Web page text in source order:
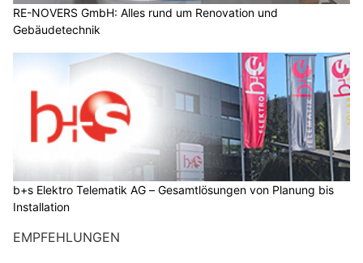
RE-NOVERS GmbH: Alles rund um Renovation und
Gebäudetechnik
b+s Elektro Telematik AG – Gesamtlösungen von Planung bis
Installation
EMPFEHLUNGEN